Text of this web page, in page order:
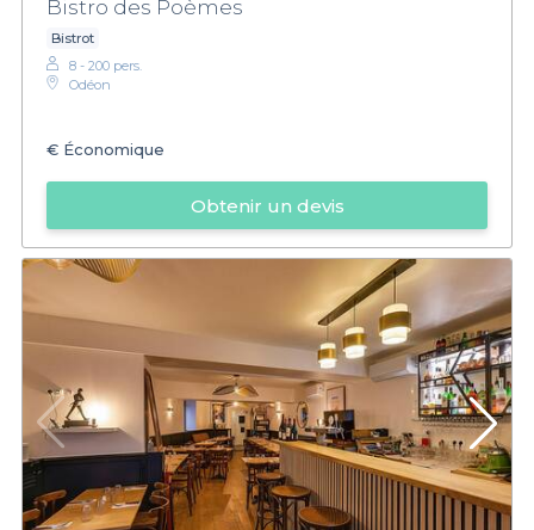
Bistro des Poèmes
Bistrot
8 - 200 pers.
Odéon
€ Économique
Obtenir un devis